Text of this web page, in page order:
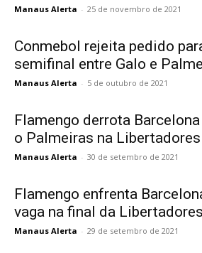
Manaus Alerta - 25 de novembro de 2021
Conmebol rejeita pedido
semifinal entre Galo e
Manaus Alerta - 5 de outubro de 2021
Flamengo derrota
o Palmeiras na Libertadores
Manaus Alerta - 30 de setembro de 2021
Flamengo enfrenta
vaga na final da Libertadores
Manaus Alerta - 29 de setembro de 2021